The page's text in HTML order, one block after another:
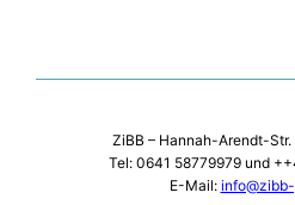
ZiBB – Hannah-Arendt-
Tel: 0641 58779979 und
E-Mail: